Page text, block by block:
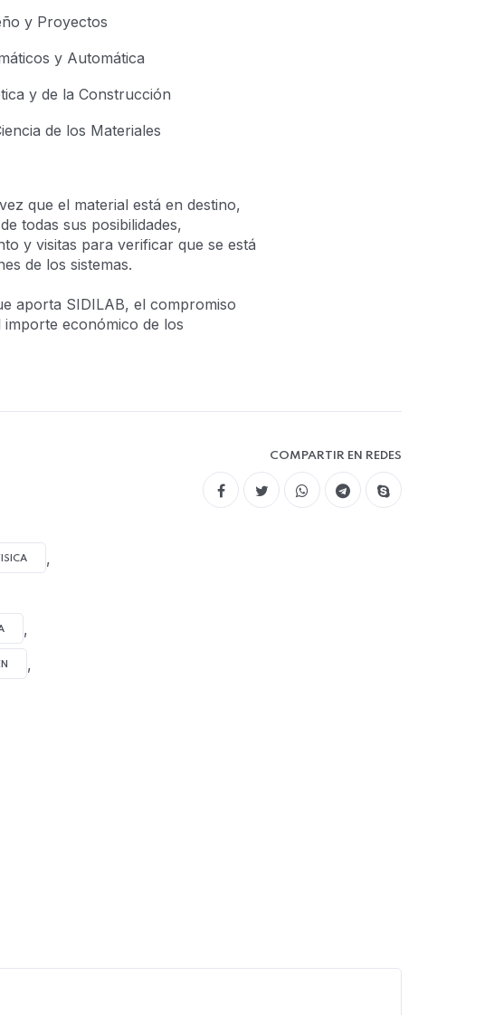
y Proyectos
y Automática
y de la Construcción
de los Materiales
que el material está en destino,
todas sus posibilidades,
y visitas para verificar que se está
de los sistemas.
aporta SIDILAB, el compromiso
económico de los
,
,
,
COMPARTIR EN REDES